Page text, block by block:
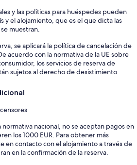
y las políticas para huéspedes pueden
y el alojamiento, que es el que dicta las
muestran.
se aplicará la política de cancelación de
acuerdo con la normativa de la UE sobre
los servicios de reserva de
sujetos al derecho de desistimiento.
normativa nacional, no se aceptan pagos en
los 1000 EUR. Para obtener más
en contacto con el alojamiento a través de
en la confirmación de la reserva.